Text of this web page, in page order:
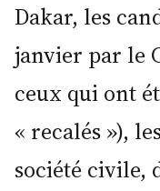
Dakar, les
janvier par le
ceux qui ont
« recalés »),
société civile,